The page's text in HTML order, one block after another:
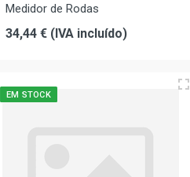
Medidor de Rodas
34,44 € (IVA incluído)
EM STOCK